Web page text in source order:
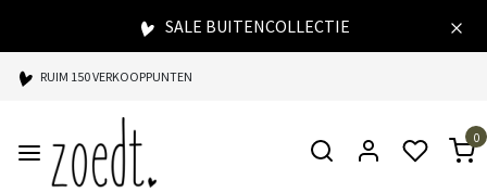
SALE BUITENCOLLECTIE
RUIM 150 VERKOOPPUNTEN
SPAARPUNTEN BIJ ELKE AANKOOP
SNELLE LEVERING
0